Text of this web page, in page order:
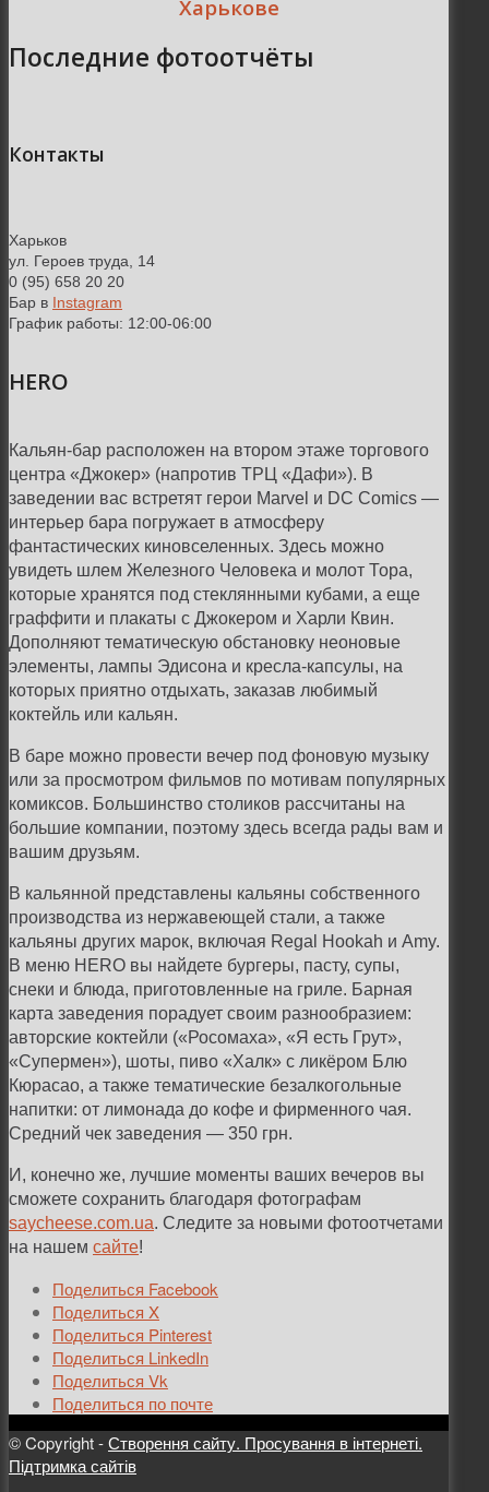
Харькове
Последние фотоотчёты
Контакты
Харьков
ул. Героев труда, 14
0 (95) 658 20 20
Бар в Instagram
График работы: 12:00-06:00
HERO
Кальян-бар расположен на втором этаже торгового
центра «Джокер» (напротив ТРЦ «Дафи»). В
заведении вас встретят герои Marvel и DC Comics —
интерьер бара погружает в атмосферу
фантастических киновселенных. Здесь можно
увидеть шлем Железного Человека и молот Тора,
которые хранятся под стеклянными кубами, а еще
граффити и плакаты с Джокером и Харли Квин.
Дополняют тематическую обстановку неоновые
элементы, лампы Эдисона и кресла-капсулы, на
которых приятно отдыхать, заказав любимый
коктейль или кальян.
В баре можно провести вечер под фоновую музыку
или за просмотром фильмов по мотивам популярных
комиксов. Большинство столиков рассчитаны на
большие компании, поэтому здесь всегда рады вам и
вашим друзьям.
В кальянной представлены кальяны собственного
производства из нержавеющей стали, а также
кальяны других марок, включая Regal Hookah и Amy.
В меню HERO вы найдете бургеры, пасту, супы,
снеки и блюда, приготовленные на гриле. Барная
карта заведения порадует своим разнообразием:
авторские коктейли («Росомаха», «Я есть Грут»,
«Супермен»), шоты, пиво «Халк» с ликёром Блю
Кюрасао, а также тематические безалкогольные
напитки: от лимонада до кофе и фирменного чая.
Средний чек заведения — 350 грн.
И, конечно же, лучшие моменты ваших вечеров вы
сможете сохранить благодаря фотографам
saycheese.com.ua. Следите за новыми фотоотчетами
на нашем сайте!
Поделиться Facebook
Поделиться X
Поделиться Pinterest
Поделиться LinkedIn
Поделиться Vk
Поделиться по почте
© Copyright -Створення сайту. Просування в інтернеті.
Підтримка сайтів